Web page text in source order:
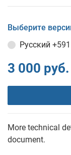
Выберите
Русский
3 000 руб.
More technical
document.